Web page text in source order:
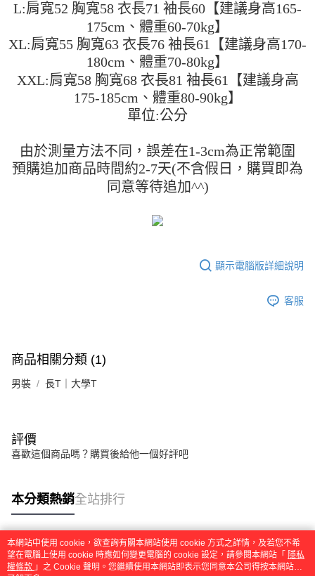
1.分期款項不併入電信帳單，「大哥付你分期」於每月結算日後寄送繳費提
2.透過簡訊連結打開帳單後，可選擇「超商條碼／台灣大直營門市／銀行轉
帳／街口支付／iPASS MONEY」等通路繳費。
【注意事項】
1.本服務係由「台灣大哥大股份有限公司」（以下簡稱本公司）所提供，讓
用戶於交易時，得透過本服務購買商品或服務，並由商店將買賣／分期付款
買賣價金債權讓與本公司後，依約使用本公司帳單繳交帳款。
2.基於同意付款使用「大哥付你分期」之契約關係目的，商店將以您的個人
由本公司與您本人進行分期帳單所需資料之確認、核對及更正。
3.完整用戶服務條款，請詳閱以下連結：https://oppay.tw/userRule
【「AFTEE先享後付」結帳流程】
１．於結帳方式選擇「AFTEE先享後付」後，將跳轉至「AFTEE先享後付」
結帳頁面，進行簡訊認證並確認金額後，即可完成結帳。
２．訂單成立數日內，您將收到繳費通知簡訊。
３．收到繳費通知簡訊後14天內，點擊此簡訊中的連結，可透過四大超商／
ATM／網路銀行／等多元方式進行付款，方視為交易完成。
※ 請注意：結帳手續完成當下不需立刻繳費，但若您需要取消訂單，請聯絡
購買商品的店家。未經商家同意取消之訂單仍視為有效，需透過AFTEE先享
客戶支援中心」 https://netprotections.freshdesk.com/support/home
１．透過由恩沛科技股份有限公司提供之「AFTEE先享後付」服務完成之交
２．關於個人資料處理事宜，請瀏覽以下網址：
「AFTEE先享後付」，若未經同意申辦者引起之損失，本公司不負相關責
時審查核予不同之上限額度；若仍有額度不足之情形，本公司將視審查結果
每筆NT$45
付款 後全家取貨
7-11取貨付款
每筆NT$45，滿NT$499(含以上)免運費
每筆NT$45，滿NT$499(含以上)免運費
宅配
每筆NT$70，滿NT$499(含以上)免運費
L:肩寬52 胸寬58 衣長71 袖長60【建議身高165-
175cm、體重60-70kg】
XL:肩寬55 胸寬63 衣長76 袖長61【建議身高170-
180cm、體重70-80kg】
XXL:肩寬58 胸寬68 衣長81 袖長61【建議身高
175-185cm、體重80-90kg】
單位:公分
由於測量方法不同，誤差在1-3cm為正常範圍
預購追加商品時間約2-7天(不含假日，購買即為
同意等待追加^^)
顯示電腦版詳細說明
客服
商品相關分類 (1)
男裝 長T｜大學T
評價
喜歡這個商品嗎？購買後給他一個好評吧
本分類熱銷全站排行
熱門標籤
本網站中使用 cookie，欲查詢有關本網站使用 cookie 方式之詳情，及若您不希
望在電腦上使用 cookie 時應如何變更電腦的 cookie 設定，請參閱本網站「 隱私
權條款 」之 Cookie 聲明。您繼續使用本網站即表示您同意本公司得按本網站使